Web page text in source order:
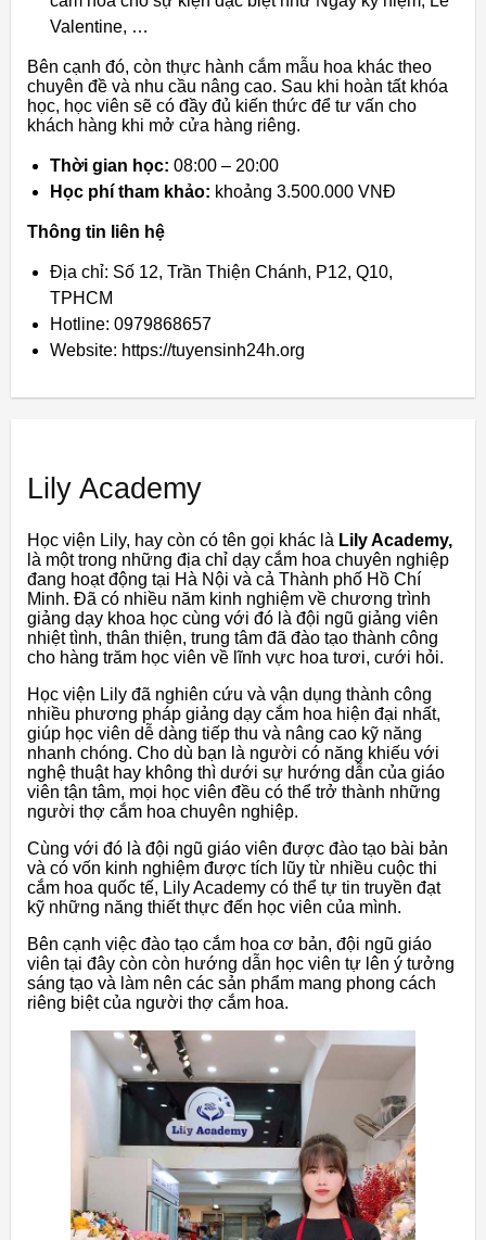
Valentine, …
Bên cạnh đó, còn thực hành cắm mẫu hoa khác theo
chuyên đề và nhu cầu nâng cao. Sau khi hoàn tất khóa
học, học viên sẽ có đầy đủ kiến thức để tư vấn cho
khách hàng khi mở cửa hàng riêng.
Thời gian học: 08:00 – 20:00
Học phí tham khảo: khoảng 3.500.000 VNĐ
Thông tin liên hệ
Địa chỉ: Số 12, Trần Thiện Chánh, P12, Q10,
TPHCM
Hotline: 0979868657
Website: https://tuyensinh24h.org
Lily Academy
Học viện Lily, hay còn có tên gọi khác là Lily Academy,
là một trong những địa chỉ dạy cắm hoa chuyên nghiệp
đang hoạt động tại Hà Nội và cả Thành phố Hồ Chí
Minh. Đã có nhiều năm kinh nghiệm về chương trình
giảng dạy khoa học cùng với đó là đội ngũ giảng viên
nhiệt tình, thân thiện, trung tâm đã đào tạo thành công
cho hàng trăm học viên về lĩnh vực hoa tươi, cưới hỏi.
Học viện Lily đã nghiên cứu và vận dụng thành công
nhiều phương pháp giảng dạy cắm hoa hiện đại nhất,
giúp học viên dễ dàng tiếp thu và nâng cao kỹ năng
nhanh chóng. Cho dù bạn là người có năng khiếu với
nghệ thuật hay không thì dưới sự hướng dẫn của giáo
viên tận tâm, mọi học viên đều có thể trở thành những
người thợ cắm hoa chuyên nghiệp.
Cùng với đó là đội ngũ giáo viên được đào tạo bài bản
và có vốn kinh nghiệm được tích lũy từ nhiều cuộc thi
cắm hoa quốc tế, Lily Academy có thể tự tin truyền đạt
kỹ những năng thiết thực đến học viên của mình.
Bên cạnh việc đào tạo cắm hoa cơ bản, đội ngũ giáo
viên tại đây còn còn hướng dẫn học viên tự lên ý tưởng
sáng tạo và làm nên các sản phẩm mang phong cách
riêng biệt của người thợ cắm hoa.